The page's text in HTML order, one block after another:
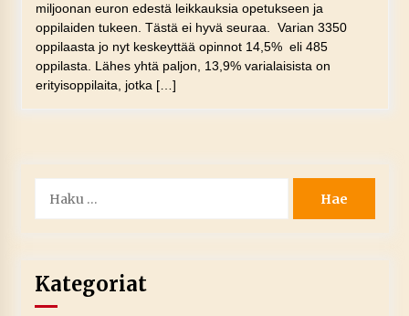
miljoonan euron edestä leikkauksia opetukseen ja
oppilaiden tukeen. Tästä ei hyvä seuraa. Varian 3350
oppilaasta jo nyt keskeyttää opinnot 14,5% eli 485
oppilasta. Lähes yhtä paljon, 13,9% varialaisista on
erityisoppilaita, jotka […]
Kategoriat